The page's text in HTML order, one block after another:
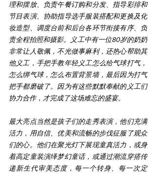
理和摆放、负责午餐订购和分发、指导彩排和
节目表演、协助指导选手服装搭配和更换及化
妆造型、调度台前和后台各环节衔接有序、负
责全程拍照和摄影。义工中有一位80岁的奶奶
非常让人敬佩，不光做事麻利，还热心帮助其
他义工，手把手教年轻义工怎么给气球打气，
怎么绑气球，怎么布置背景墙，最后因为打气
把手都磨破了。因为有这些默默奉献的义工们
协力合作，才完成了这场难忘的盛宴。
最大亮点当然是孩子们的走秀表演，他们充满
活力，用自信、优美和流畅的步伐征服了观众
们的心。他们在聚光灯下展现童真活力，或身
着高定童装演绎梦幻童话，或通过潮流穿搭传
递新生代审美态度，每一个转身、每一次定